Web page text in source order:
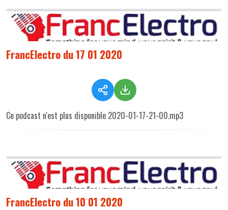
FrancElectro du 17 01 2020
Ce podcast n'est plus disponible 2020-01-17-21-00.mp3
FrancElectro du 10 01 2020